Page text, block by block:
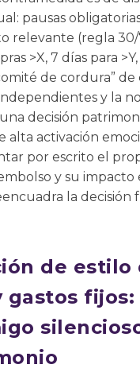
pausas
relevante (regla 30/
>X, 7 días para
de cordura” de
y la
decisión
alta activación
por escrito el
y su impacto
la decisión
de estilo
gastos fijos: